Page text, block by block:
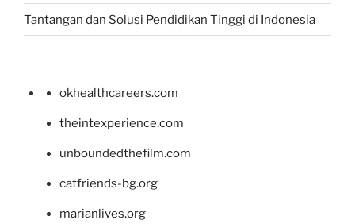
Tantangan dan Solusi Pendidikan Tinggi di Indonesia
okhealthcareers.com
theintexperience.com
unboundedthefilm.com
catfriends-bg.org
marianlives.org